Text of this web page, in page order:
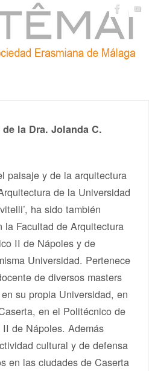
la Dra. Jolanda C.
paisaje y de la arquitectura
de la Universidad
ha sido también
la Facultad de Arquitectura
II de Nápoles y de
Universidad. Pertenece
de diversos masters
su propia Universidad, en
en el Politécnico de
de Nápoles. Además
cultural y de defensa
en las ciudades de Caserta